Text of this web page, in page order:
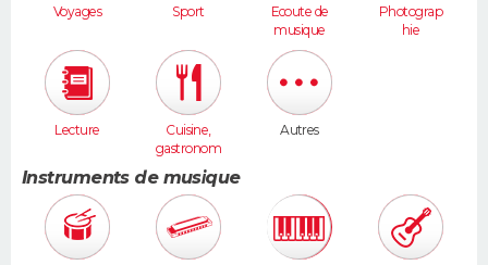
Voyages Sport
Ecoute de
musique
Photograp
hie
Lecture
Cuisine,
gastronom
Autres
Instruments de musique